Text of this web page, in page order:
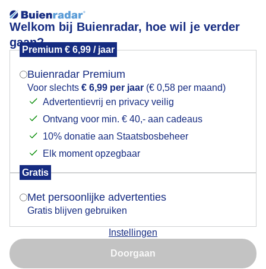
Welkom bij Buienradar, hoe wil je verder
gaan?
Premium € 6,99 / jaar
Buienradar Premium
Voor slechts € 6,99 per jaar (€ 0,58 per maand)
Advertentievrij en privacy veilig
Ontvang voor min. € 40,- aan cadeaus
10% donatie aan Staatsbosbeheer
Elk moment opzegbaar
Gratis
Met persoonlijke advertenties
Gratis blijven gebruiken
Instellingen
Doorgaan
Zonovergoten vanmorgen !
Mogen we je locatie gebruiken voor het
Indien je hier nog geen akkoord op hebt gegeven,
verschijnt er zo een pop-up uit je browser waarin
Is goed, toon de popup
Nu niet, misschien later